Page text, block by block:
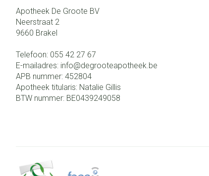
Apotheek De Groote BV
Neerstraat 2
9660 Brakel
Telefoon: 055 42 27 67
E-mailadres: info@degrooteapotheek.be
APB nummer: 452804
Apotheek titularis: Natalie Gillis
BTW nummer: BE0439249058